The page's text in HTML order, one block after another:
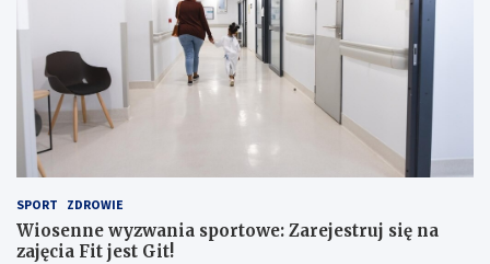
SPORT ZDROWIE
Wiosenne wyzwania sportowe: Zarejestruj się na
zajęcia Fit jest Git!